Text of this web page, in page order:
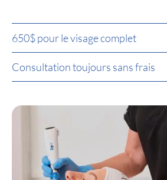
650$ pour le visage complet
Consultation toujours sans frais